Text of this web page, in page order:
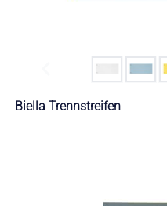
Biella Trennstreifen